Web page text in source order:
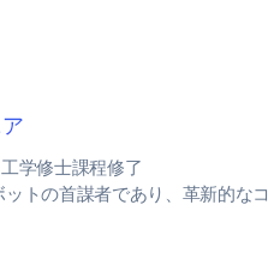
学修士課程修了
トの首謀者であり、革新的なコ